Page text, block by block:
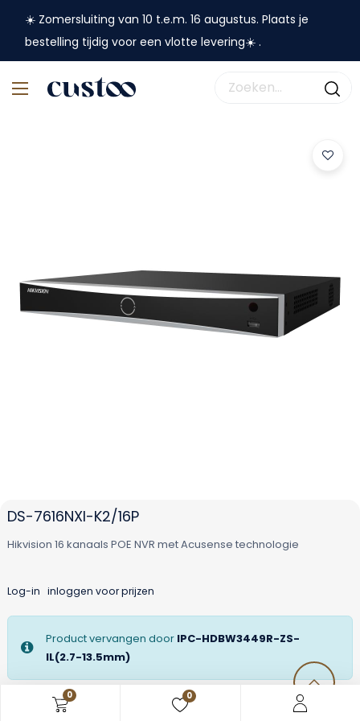
0 0
☀️ Zomersluiting van 10 t.e.m. 16 augustus. Plaats je
bestelling tijdig voor een vlotte levering☀️ .
DS-7616NXI-K2/16P
Hikvision 16 kanaals POE NVR met Acusense technologie
Log-in inloggen voor prijzen
Product vervangen door IPC-HDBW3449R-ZS-
IL(2.7-13.5mm)